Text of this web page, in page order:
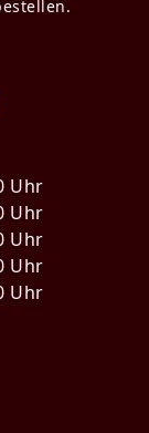
Uhr
Uhr
Uhr
Uhr
Uhr